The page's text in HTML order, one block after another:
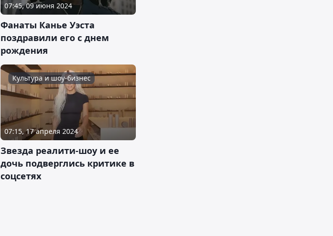
07:45, 09 июня 2024
Фанаты Канье Уэста
поздравили его с днем
рождения
Культура и шоу-бизнес
07:15, 17 апреля 2024
Звезда реалити-шоу и ее
дочь подверглись критике в
соцсетях